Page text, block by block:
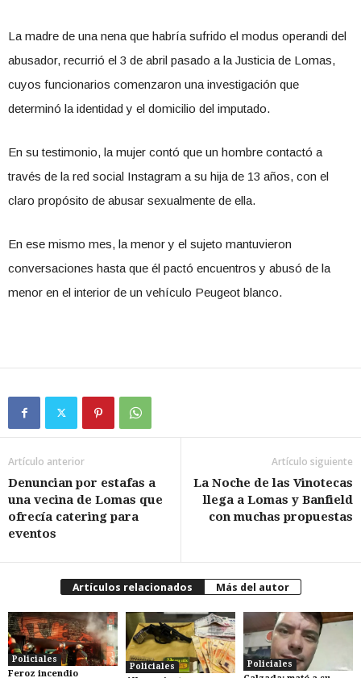
La madre de una nena que habría sufrido el modus operandi del
abusador, recurrió el 3 de abril pasado a la Justicia de Lomas,
cuyos funcionarios comenzaron una investigación que
determinó la identidad y el domicilio del imputado.
En su testimonio, la mujer contó que un hombre contactó a
través de la red social Instagram a su hija de 13 años, con el
claro propósito de abusar sexualmente de ella.
En ese mismo mes, la menor y el sujeto mantuvieron
conversaciones hasta que él pactó encuentros y abusó de la
menor en el interior de un vehículo Peugeot blanco.
Artículo anterior
Denuncian por estafas a
una vecina de Lomas que
ofrecía catering para
eventos
Artículo siguiente
La Noche de las Vinotecas
llega a Lomas y Banfield
con muchas propuestas
Artículos relacionados Más del autor
Policiales
Feroz incendio
Policiales Policiales